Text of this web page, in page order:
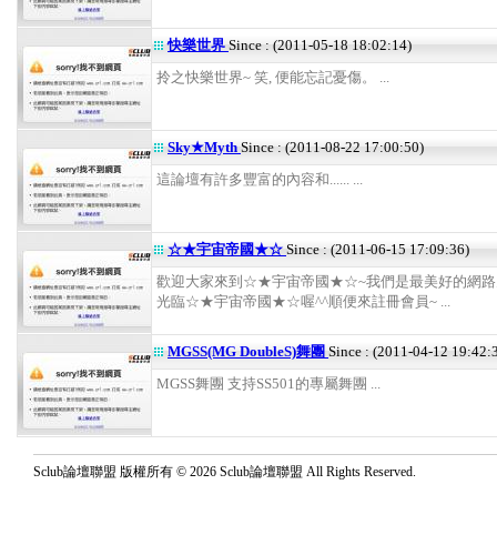
快樂世界Since : (2011-05-18 18:02:14)
拎之快樂世界~ 笑, 便能忘記憂傷。 ...
Sky★Myth Since : (2011-08-22 17:00:50)
這論壇有許多豐富的內容和...... ...
☆★宇宙帝國★☆ Since : (2011-06-15 17:09:36)
歡迎大家來到☆★宇宙帝國★☆~我們是最美好的網路
光臨☆★宇宙帝國★☆喔^^順便來註冊會員~ ...
MGSS(MG DoubleS)舞團 Since : (2011-04-12
MGSS舞團 支持SS501的專屬舞團 ...
Sclub論壇聯盟 版權所有 © 2026 Sclub論壇聯盟 All Rights Reserved.